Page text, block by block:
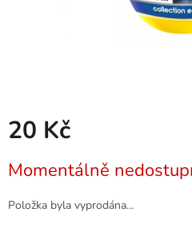
20 Kč
cena:
Momentálně
Položka byla vyprodána…